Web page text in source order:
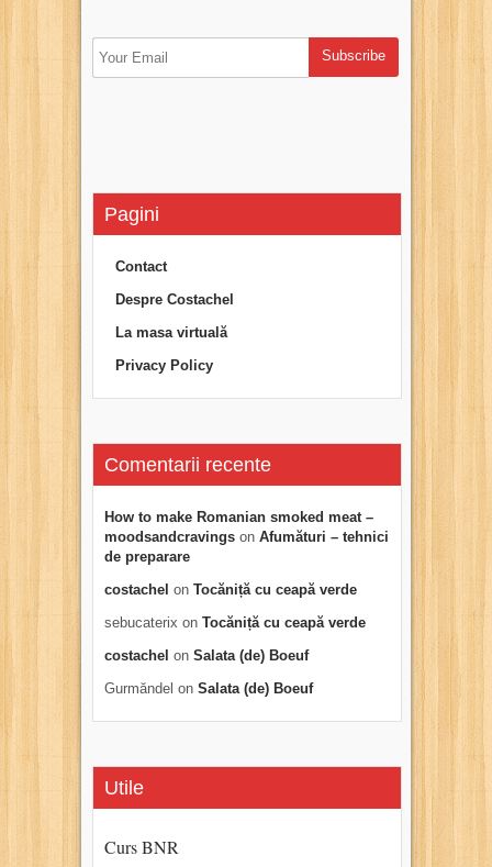
Pagini
Contact
Despre Costachel
La masa virtuală
Privacy Policy
Comentarii recente
How to make Romanian smoked meat –
moodsandcravings on Afumături – tehnici
de preparare
costachel on Tocăniță cu ceapă verde
sebucaterix on Tocăniță cu ceapă verde
costachel on Salata (de) Boeuf
Gurmăndel on Salata (de) Boeuf
Utile
Curs BNR